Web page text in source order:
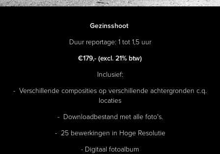
Gezinsshoot
Duur reportage: 1 tot 1,5 uur
€179,- (excl. 21% btw)
Inclusief:
- Verschillende composities op verschillende achtergronden c.q.
locaties
- Downloadbestand met alle foto's.
- 25 bewerkingen in Hoge Resolutie
- Digitaal fotoalbum